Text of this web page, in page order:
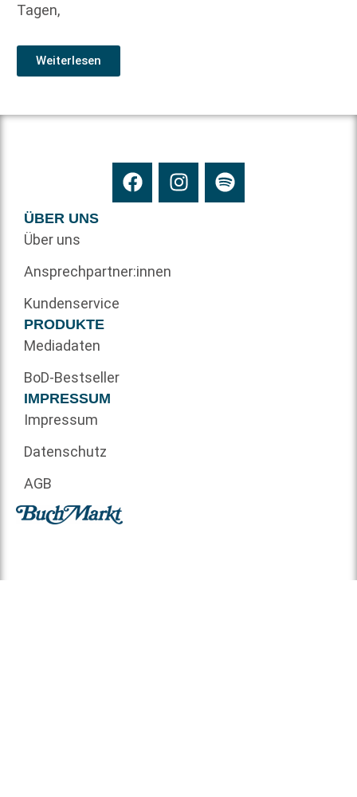
Tagen,
Weiterlesen
ÜBER UNS
Über uns
Ansprechpartner:innen
Kundenservice
PRODUKTE
Mediadaten
BoD-Bestseller
IMPRESSUM
Impressum
Datenschutz
AGB